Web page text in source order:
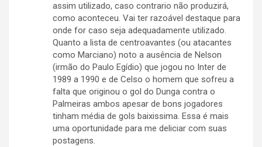
assim utilizado, caso contrario não produzirá,
como aconteceu. Vai ter razoável destaque para
onde for caso seja adequadamente utilizado.
Quanto a lista de centroavantes (ou atacantes
como Marciano) noto a ausência de Nelson
(irmão do Paulo Egídio) que jogou no Inter de
1989 a 1990 e de Celso o homem que sofreu a
falta que originou o gol do Dunga contra o
Palmeiras ambos apesar de bons jogadores
tinham média de gols baixissima. Essa é mais
uma oportunidade para me deliciar com suas
postagens.